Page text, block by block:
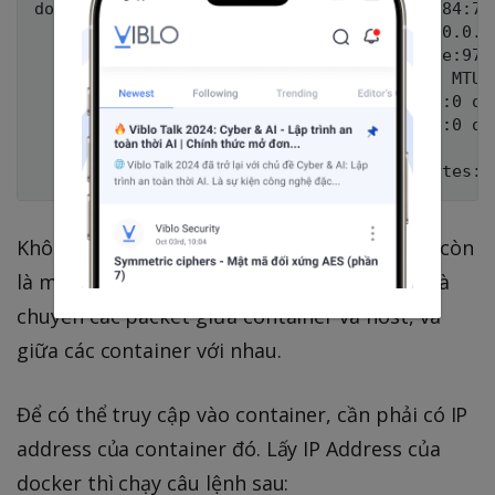
docker0   Link encap:Ethernet  HWaddr
inet addr:172.17.42.1
inet6 addr:
UP BROADCAST RUNNING MULTICAST
RX packets:246 errors:0 dropped:0
TX packets:240 errors:0 dropped:0
          collisions:0 txqueuelen:0
Không chỉ là một virtual interface,
còn
là một virtual Ethernet bridge với nhiệm vụ là
chuyển các packet giữa container và host, và
giữa các container với nhau.
Để có thể truy cập vào container, cần phải có IP
address của container đó. Lấy IP Address của
docker thì chạy câu lệnh sau: